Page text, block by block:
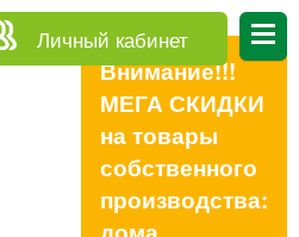
Личный кабинет
Внимание!!!
МЕГА СКИДКИ
на товары
собственного
производства: